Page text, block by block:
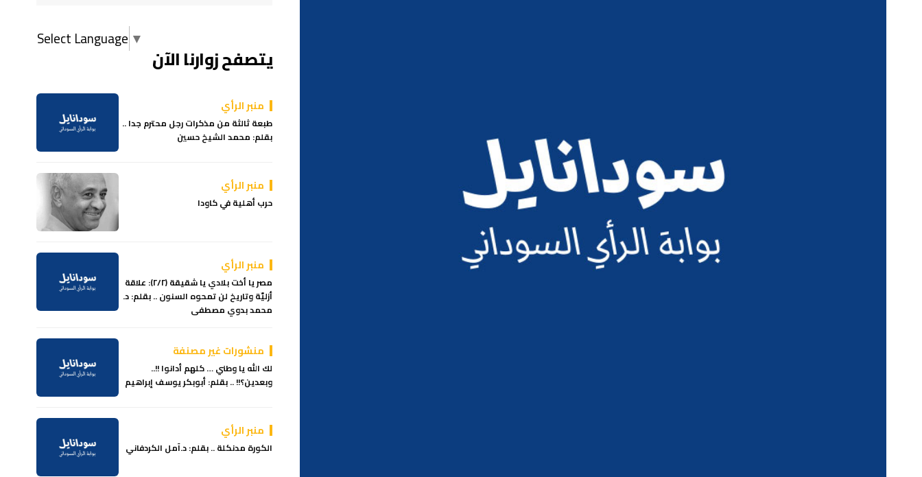
Select Language ▼
يتصفح زوارنا الآن
منبر الرأي
طبعة ثالثة من مذكرات رجل محترم جدا ..
بقلم: محمد الشيخ حسين
منبر الرأي
حرب أهلية في كاودا
منبر الرأي
مصر يا أخت بلادي يا شقيقة (٢/٢): علاقة
أزليّة وتاريخ لن تمحوه السنون .. بقلم: د.
محمد بدوي مصطفى
منشورات غير مصنفة
لك الله يا وطني … كلهم أدانوا !!..
وبعدين؟!! .. بقلم: أبوبكر يوسف إبراهيم
منبر الرأي
الكورة مدنكلة .. بقلم: د.آمل الكردفاني